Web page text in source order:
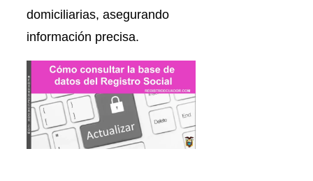
domiciliarias, asegurando
información precisa.